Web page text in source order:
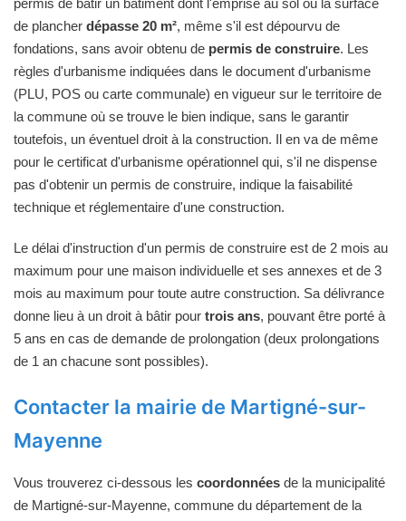
de plancher dépasse 20 m², même s'il est dépourvu de
fondations, sans avoir obtenu de permis de construire. Les
règles d'urbanisme indiquées dans le document d'urbanisme
(PLU, POS ou carte communale) en vigueur sur le territoire de
la commune où se trouve le bien indique, sans le garantir
toutefois, un éventuel droit à la construction. Il en va de même
pour le certificat d'urbanisme opérationnel qui, s'il ne dispense
pas d'obtenir un permis de construire, indique la faisabilité
technique et réglementaire d'une construction.
Le délai d'instruction d'un permis de construire est de 2 mois au
maximum pour une maison individuelle et ses annexes et de 3
mois au maximum pour toute autre construction. Sa délivrance
donne lieu à un droit à bâtir pour trois ans, pouvant être porté à
5 ans en cas de demande de prolongation (deux prolongations
de 1 an chacune sont possibles).
Contacter la mairie de Martigné-sur-
Mayenne
Vous trouverez ci-dessous les coordonnées de la municipalité
de Martigné-sur-Mayenne, commune du département de la